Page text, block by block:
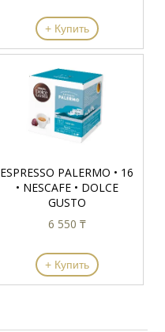
+ Купить
ESPRESSO PALERMO • 16
• NESCAFE • DOLCE
GUSTO
6 550 ₸
+ Купить